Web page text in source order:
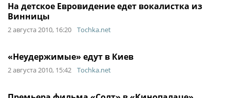
На детское Евровидение едет вокалистка из
Винницы
2 августа 2010, 16:20 Tochka.net
«Неудержимые» едут в Киев
2 августа 2010, 15:42 Tochka.net